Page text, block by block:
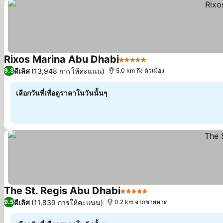
Rixos Marina Abu Dhabi5 ดาว
9.3ดีเลิศ (13,948 การให้คะแนน) 5.0 km ถึง ตัวเมือง
เลือกวันที่เพื่อดูราคาในวันนั้นๆ
The St. Regis Abu Dhabi5 ดาว
9.5ดีเลิศ (11,839 การให้คะแนน) 0.2 km จากชายหาด